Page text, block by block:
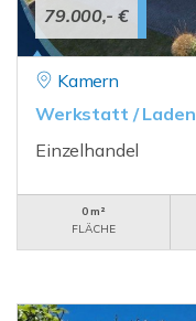
79.000,- €
Kamern
Werkstatt /
Einzelhandel
0 m²
FLÄCHE